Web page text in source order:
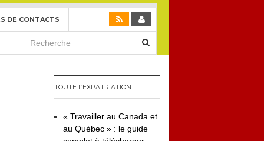
DE CONTACTS
TOUTE L’EXPATRIATION
« Travailler au Canada et
au Québec » : le guide